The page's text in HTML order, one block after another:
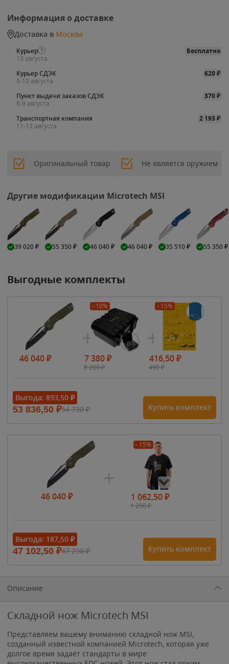
Информация о доставке
Доставка в Москва
Курьер
Бесплатно
10 августа
Курьер СДЭК
620₽
9-10 августа
Пункт выдачи заказов СДЭК
370₽
8-9 августа
Транспортная компания
2 193₽
11-13 августа
Оригинальный товар Не является оружием
Другие модификации Microtech MSI
39 020₽ 55 350₽ 46 040₽ 46 040₽ 35 510₽ 55 350₽
Выгодные комплекты
46 040₽
- 10%
7 380₽
8 200₽
- 15%
416,50₽
490₽
Выгода: 893,50 ₽
53 836,50 ₽54 730₽ Купить комплект
46 040₽
- 15%
1 062,50₽
1 250₽
1 615₽
1 900₽1 900₽
Выгода: 187,50 ₽
47 102,50 ₽47 290₽ Купить комплект
Описание
Складной нож Microtech MSI
Представляем вашему вниманию складной нож MSI,
созданный известной компанией Microtech, которая уже
долгое время задаёт стандарты в мире